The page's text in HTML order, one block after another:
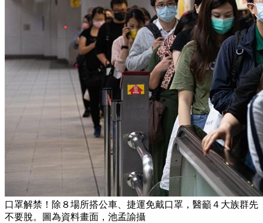
口罩解禁！除８場所搭公車、捷運免戴口罩，醫籲４大族群先
不要脫。圖為資料畫面，池孟諭攝